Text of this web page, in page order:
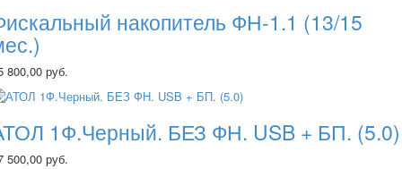
накопитель ФН-1.1 (13/15
800,00 руб.
1Ф.Черный. БЕЗ ФН. USB + БП. (5.0)
500,00 руб.